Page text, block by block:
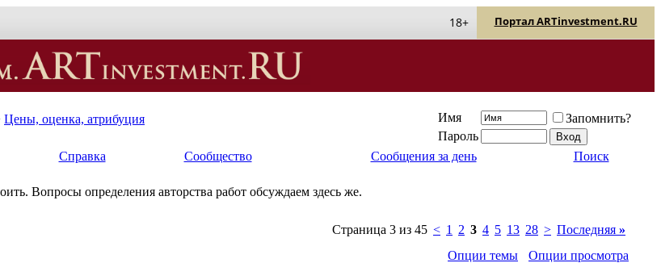
Портал ARTinvestment.RU
18+
Цены, оценка, атрибуция Имя
Запомнить?
Пароль
Справка Сообщество Сообщения за день Поиск
Вопросы определения авторства работ обсуждаем здесь же.
Страница 3 из 45 < 1 2 3 4 5 13 28 > Последняя »
Опции темы
Опции просмотра